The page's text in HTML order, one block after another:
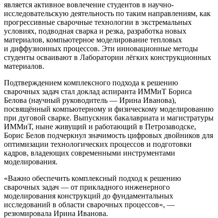
является активное вовлечение студентов в научно-
исследовательскую деятельность по таким направлениям, как
прогрессивные сварочные технологии в экстремальных
условиях, подводная сварка и резка, разработка новых
материалов, компьютерное моделирование тепловых
и диффузионных процессов. Эти инновационные методы
студенты осваивают в Лаборатории лёгких конструкционных
материалов.
Подтверждением комплексного подхода к решению
сварочных задач стал доклад аспиранта ИММиТ Бориса
Белова (научный руководитель — Ирина Иванова),
посвящённый компьютерному и физическому моделированию
при дуговой сварке. Выпускник бакалавриата и магистратуры
ИММиТ, ныне живущий и работающий в Петрозаводске,
Борис Белов подчеркнул значимость цифровых двойников для
оптимизации технологических процессов и подготовки
кадров, владеющих современными инструментами
моделирования.
Важно обеспечить комплексный подход к решению
сварочных задач — от прикладного инженерного
моделирования конструкций до фундаментальных
исследований в области сварочных процессов , —
резюмировала Ирина Иванова.